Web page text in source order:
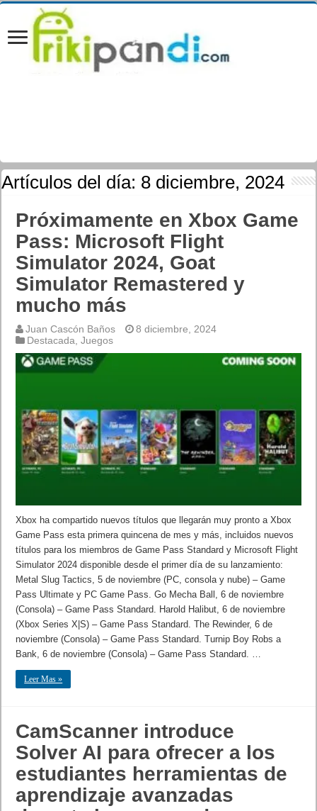
Artículos del día: 8 diciembre, 2024
Próximamente en Xbox Game
Pass: Microsoft Flight
Simulator 2024, Goat
Simulator Remastered y
mucho más
Juan Cascón Baños
8 diciembre, 2024
Destacada ,Juegos
Xbox ha compartido nuevos títulos que llegarán muy pronto a Xbox
Game Pass esta primera quincena de mes y más, incluidos nuevos
títulos para los miembros de Game Pass Standard y Microsoft Flight
Simulator 2024 disponible desde el primer día de su lanzamiento:
Metal Slug Tactics, 5 de noviembre (PC, consola y nube) – Game
Pass Ultimate y PC Game Pass. Go Mecha Ball, 6 de noviembre
(Consola) – Game Pass Standard. Harold Halibut, 6 de noviembre
(Xbox Series X|S) – Game Pass Standard. The Rewinder, 6 de
noviembre (Consola) – Game Pass Standard. Turnip Boy Robs a
Bank, 6 de noviembre (Consola) – Game Pass Standard. …
Leer Mas »
CamScanner introduce
Solver AI para ofrecer a los
estudiantes herramientas de
aprendizaje avanzadas